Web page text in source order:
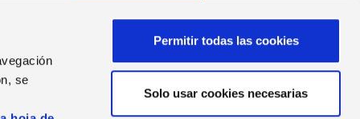
se
Permitir todas las cookies
Solo usar cookies necesarias